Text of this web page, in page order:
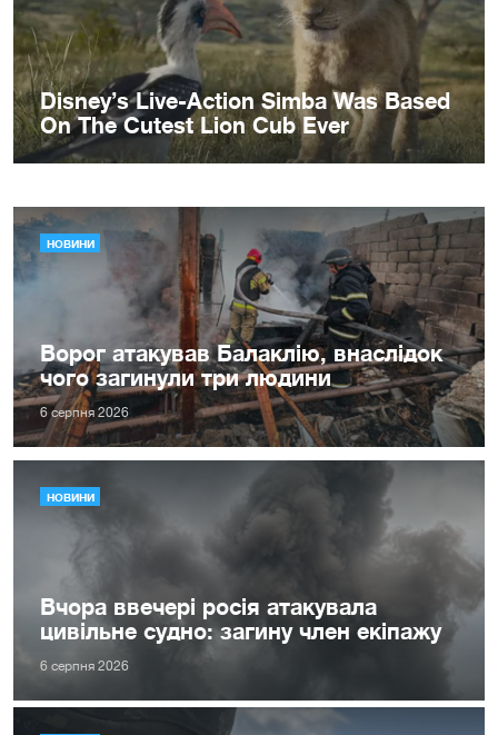
НОВИНИ
Ворог атакував Балаклію, внаслідок
чого загинули три людини
6 серпня 2026
НОВИНИ
Вчора ввечері росія атакувала
цивільне судно: загину член екіпажу
6 серпня 2026